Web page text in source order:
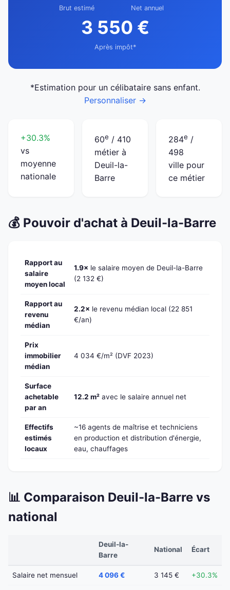
Brut estimé Net annuel
3 550 €
Après impôt*
*Estimation pour un célibataire sans enfant.
Personnaliser →
+30.3%
vs
moyenne
nationale
60e / 410
métier à
Deuil-la-
Barre
284e /
498
ville pour
ce métier
💰 Pouvoir d'achat à Deuil-la-Barre
Rapport au
salaire
moyen local
1.9× le salaire moyen de Deuil-la-Barre
(2 132 €)
Rapport au
revenu
médian
2.2× le revenu médian local (22 851
€/an)
Prix
immobilier
médian
4 034 €/m² (DVF 2023)
Surface
achetable
par an
12.2 m² avec le salaire annuel net
Effectifs
estimés
locaux
~16 agents de maîtrise et techniciens
en production et distribution d'énergie,
eau, chauffages
📊 Comparaison Deuil-la-Barre vs
national
Deuil-la-
Barre
National Écart
Salaire net mensuel 4 096 € 3 145 € +30.3%